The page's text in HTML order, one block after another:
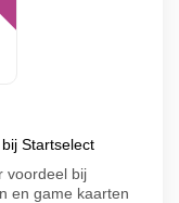
Startselect
voordeel bij
en game kaarten